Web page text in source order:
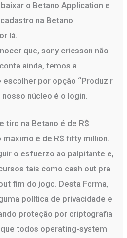
o Betano Application e
na Betano
lá.
que, sony ericsson não
ainda, temos a
escolher por opção “Produzir
nosso núcleo é o login.
tiro na Betano é de R$
é de R$ fifty million.
o esfuerzo ao palpitante e,
tais como cash out pra
fim do jogo. Desta Forma,
política de privacidade e
proteção por criptografia
todos operating-system